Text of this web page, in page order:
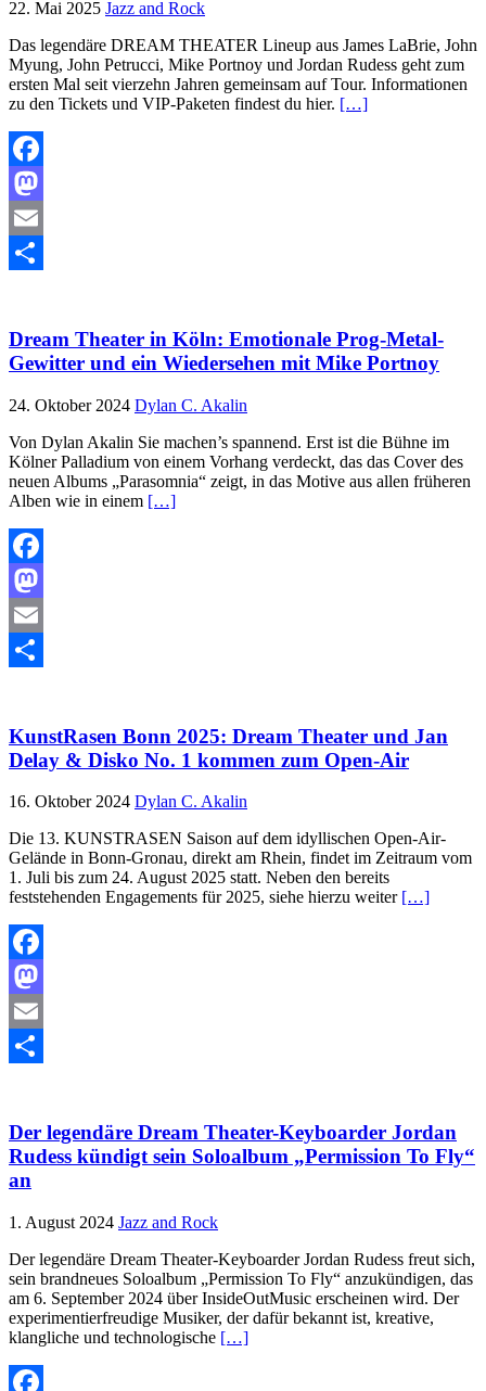
22. Mai 2025 Jazz and Rock
Das legendäre DREAM THEATER Lineup aus James LaBrie, John
Myung, John Petrucci, Mike Portnoy und Jordan Rudess geht zum
ersten Mal seit vierzehn Jahren gemeinsam auf Tour. Informationen
zu den Tickets und VIP-Paketen findest du hier. […]
Facebook
Mastodon
Email
Dream Theater in Köln: Emotionale Prog-Metal-
Gewitter und ein Wiedersehen mit Mike Portnoy
24. Oktober 2024 Dylan C. Akalin
Von Dylan Akalin Sie machen’s spannend. Erst ist die Bühne im
Kölner Palladium von einem Vorhang verdeckt, das das Cover des
neuen Albums „Parasomnia“ zeigt, in das Motive aus allen früheren
Alben wie in einem […]
Facebook
Mastodon
Email
KunstRasen Bonn 2025: Dream Theater und Jan
Delay & Disko No. 1 kommen zum Open-Air
16. Oktober 2024 Dylan C. Akalin
Die 13. KUNSTRASEN Saison auf dem idyllischen Open-Air-
Gelände in Bonn-Gronau, direkt am Rhein, findet im Zeitraum vom
1. Juli bis zum 24. August 2025 statt. Neben den bereits
feststehenden Engagements für 2025, siehe hierzu weiter […]
Facebook
Mastodon
Email
Der legendäre Dream Theater-Keyboarder Jordan
Rudess kündigt sein Soloalbum „Permission To Fly“
an
1. August 2024 Jazz and Rock
Der legendäre Dream Theater-Keyboarder Jordan Rudess freut sich,
sein brandneues Soloalbum „Permission To Fly“ anzukündigen, das
am 6. September 2024 über InsideOutMusic erscheinen wird. Der
experimentierfreudige Musiker, der dafür bekannt ist, kreative,
klangliche und technologische […]